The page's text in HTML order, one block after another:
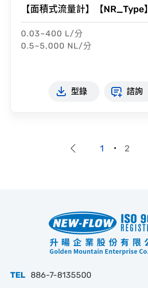
【面積式流量計】【NR_Type】
0.03~400 L/分
0.5~5,000 NL/分
型錄 諮詢
1 2
TEL 886-7-8135500